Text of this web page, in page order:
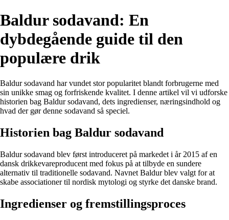
Baldur sodavand: En
dybdegående guide til den
populære drik
Baldur sodavand har vundet stor popularitet blandt forbrugerne med
sin unikke smag og forfriskende kvalitet. I denne artikel vil vi udforske
historien bag Baldur sodavand, dets ingredienser, næringsindhold og
hvad der gør denne sodavand så speciel.
Historien bag Baldur sodavand
Baldur sodavand blev først introduceret på markedet i år 2015 af en
dansk drikkevareproducent med fokus på at tilbyde en sundere
alternativ til traditionelle sodavand. Navnet Baldur blev valgt for at
skabe associationer til nordisk mytologi og styrke det danske brand.
Ingredienser og fremstillingsproces